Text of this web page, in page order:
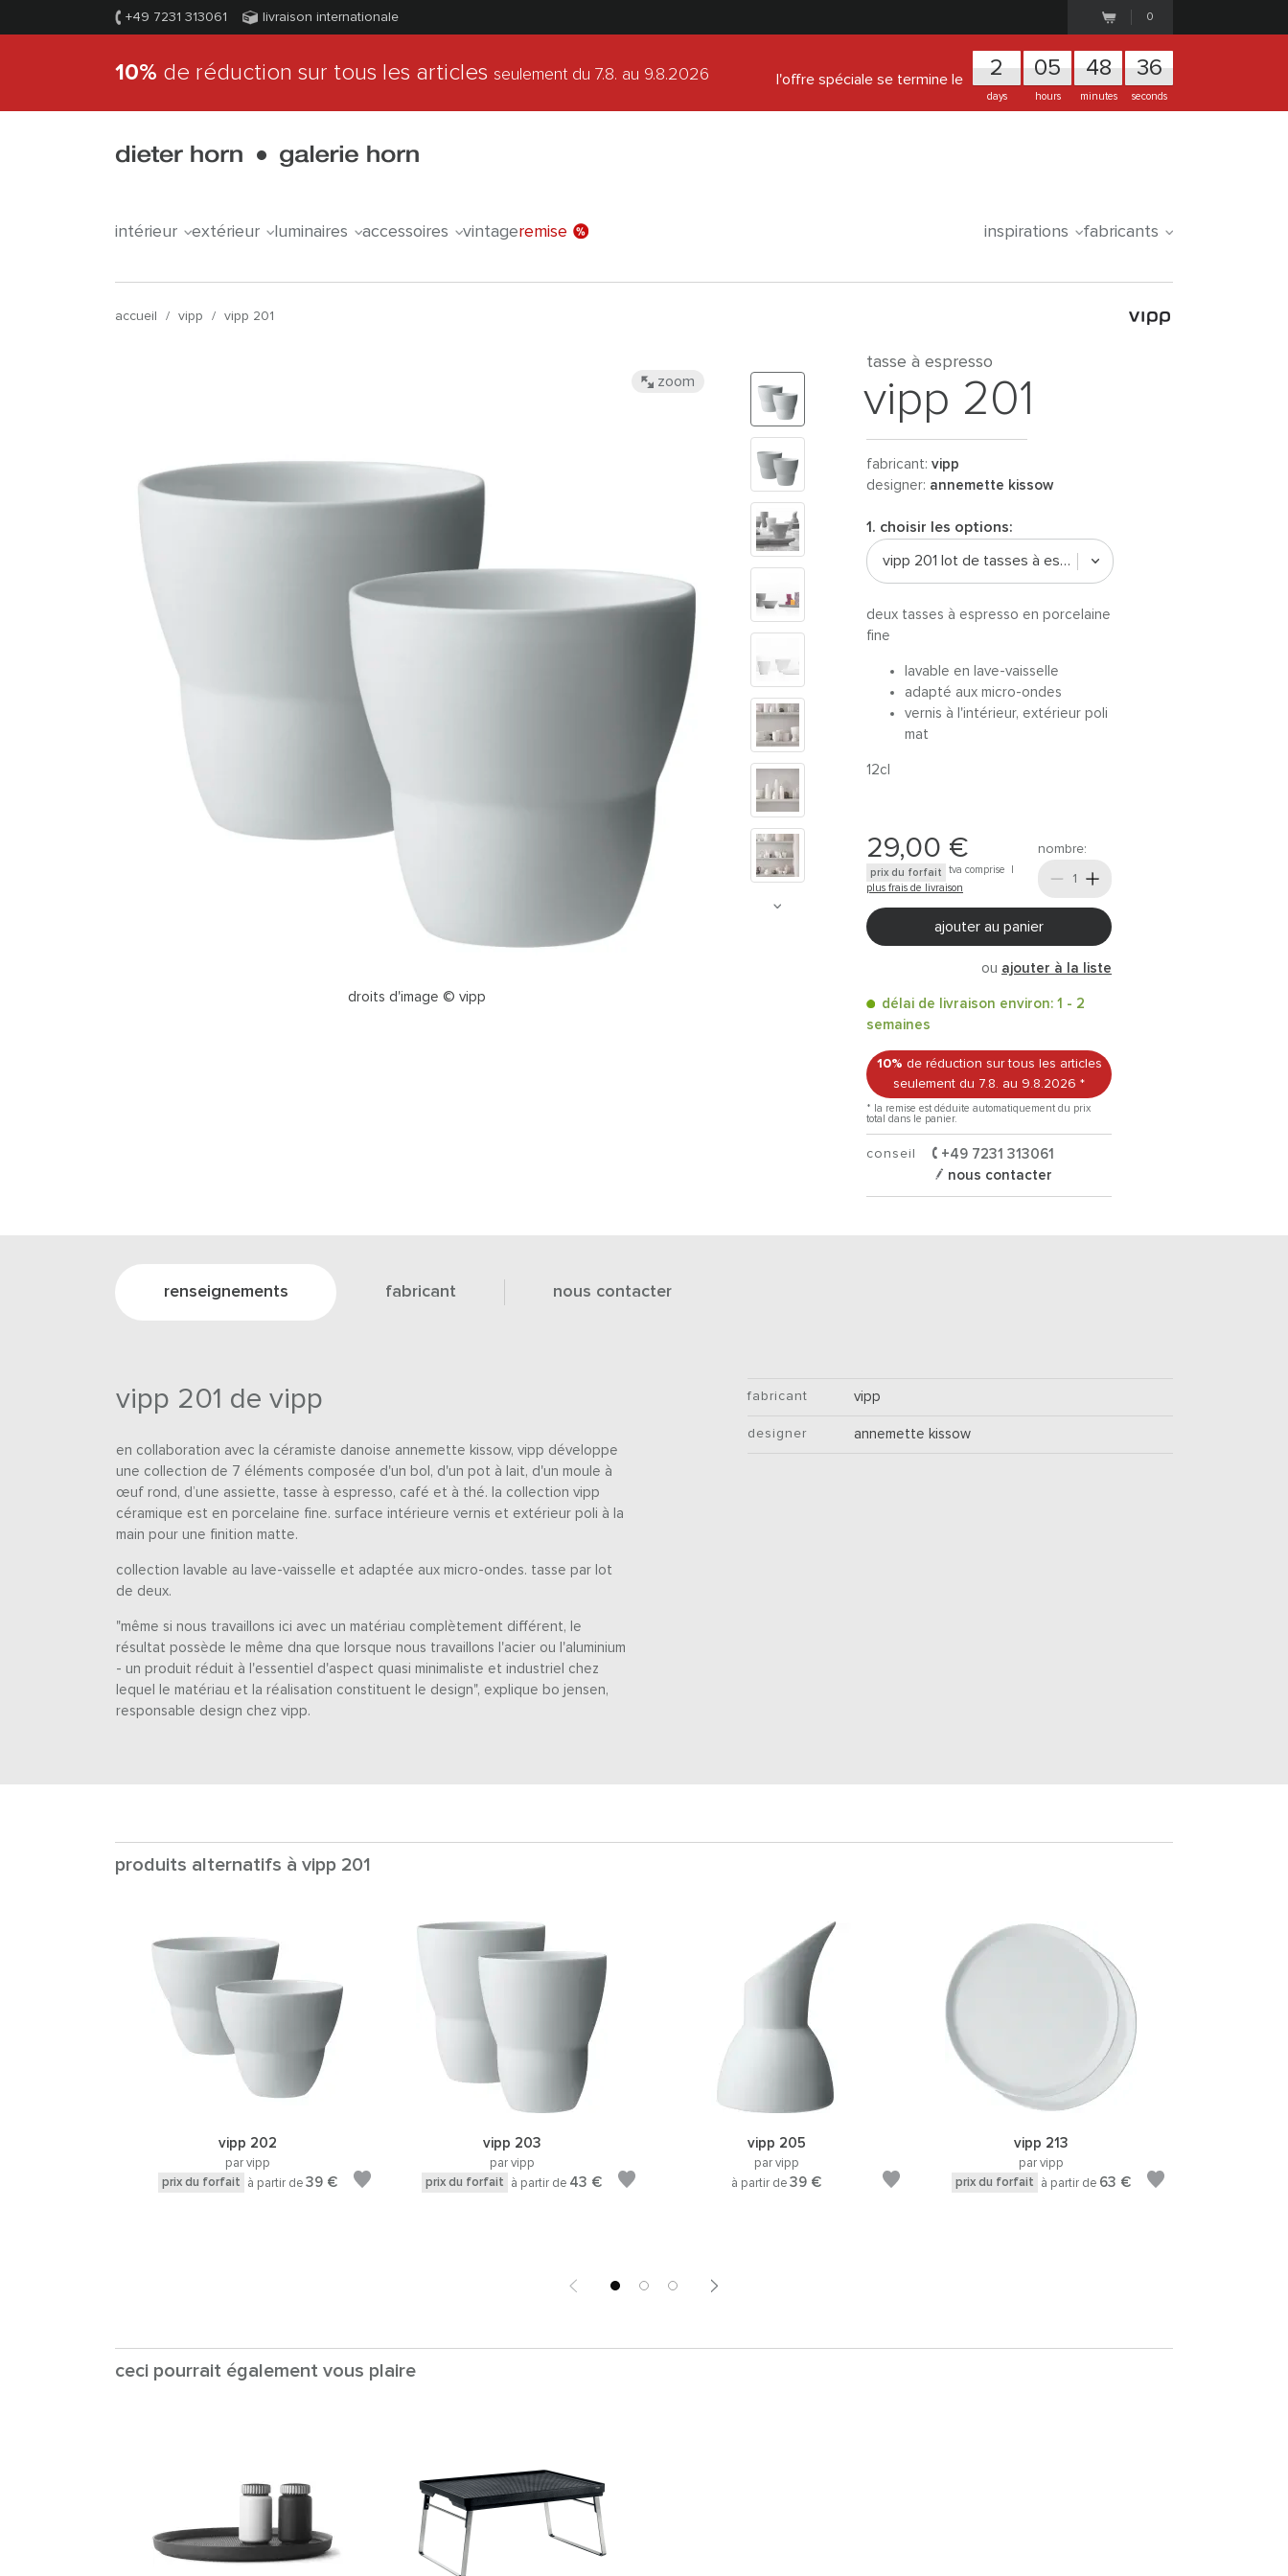
+49 7231 313061 livraison internationale 0
10% de réduction sur tous les articles seulement du 7.8. au 9.8.2026 l'offre spéciale se termine le 2
days
05
hours
48
minutes
36
seconds
intérieur extérieur luminaires accessoires vintageremise inspirations fabricants
accueil / vipp / vipp 201
droits d'image © vipp
zoom
tasse à espresso
vipp 201
fabricant: vipp
designer: annemette kissow
1. choisir les options:
vipp 201 lot de tasses à espresso | blanc
deux tasses à espresso en porcelaine
fine
lavable en lave-vaisselle
adapté aux micro-ondes
vernis à l'intérieur, extérieur poli
mat
12cl
29,00 €
prix du forfait
tva comprise |
plus frais de livraison
nombre:
ajouter au panier
ou ajouter à la liste
délai de livraison environ: 1 - 2
semaines
10% de réduction sur tous les articles
seulement du 7.8. au 9.8.2026 *
* la remise est déduite automatiquement du prix
total dans le panier.
conseil
+49 7231 313061
nous contacter
renseignements fabricant nous contacter
vipp 201 de vipp
en collaboration avec la céramiste danoise annemette kissow, vipp développe
une collection de 7 éléments composée d'un bol, d'un pot à lait, d'un moule à
œuf rond, d’une assiette, tasse à espresso, café et à thé. la collection vipp
céramique est en porcelaine fine. surface intérieure vernis et extérieur poli à la
main pour une finition matte.
collection lavable au lave-vaisselle et adaptée aux micro-ondes. tasse par lot
de deux.
"même si nous travaillons ici avec un matériau complètement différent, le
résultat possède le même dna que lorsque nous travaillons l'acier ou l'aluminium
- un produit réduit à l'essentiel d'aspect quasi minimaliste et industriel chez
lequel le matériau et la réalisation constituent le design", explique bo jensen,
responsable design chez vipp.
fabricant vipp
designer annemette kissow
produits alternatifs à vipp 201
vipp 202
par vipp
prix du forfait
à partir de 39 €
vipp 203
par vipp
prix du forfait
à partir de 43 €
vipp 205
par vipp
à partir de 39 €
vipp 213
par vipp
prix du forfait
à partir de 63 €
ceci pourrait également vous plaire